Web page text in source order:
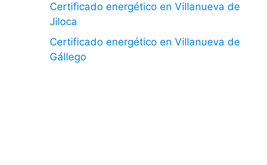
Certificado energético en Villanueva de
Jiloca
Certificado energético en Villanueva de
Gállego